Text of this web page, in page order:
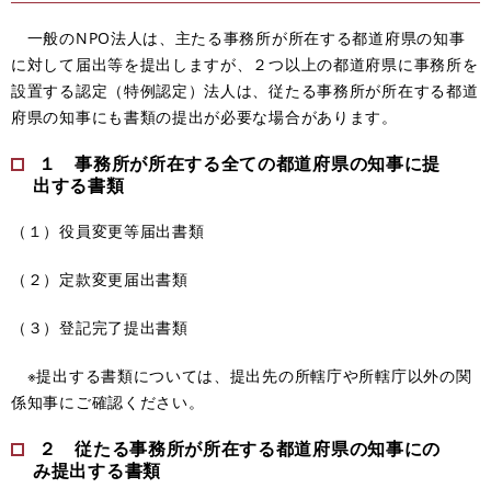
一般のNPO法人は、主たる事務所が所在する都道府県の知事
に対して届出等を提出しますが、２つ以上の都道府県に事務所を
設置する認定（特例認定）法人は、従たる事務所が所在する都道
府県の知事にも書類の提出が必要な場合があります。
１ 事務所が所在する全ての都道府県の知事に提
出する書類
（１）役員変更等届出書類
（２）定款変更届出書類
（３）登記完了提出書類
※提出する書類については、提出先の所轄庁や所轄庁以外の関
係知事にご確認ください。
２ 従たる事務所が所在する都道府県の知事にの
み提出する書類